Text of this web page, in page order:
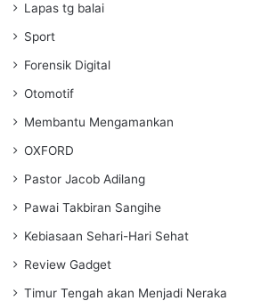
Lapas tg balai
Sport
Forensik Digital
Otomotif
Membantu Mengamankan
OXFORD
Pastor Jacob Adilang
Pawai Takbiran Sangihe
Kebiasaan Sehari-Hari Sehat
Review Gadget
Timur Tengah akan Menjadi Neraka